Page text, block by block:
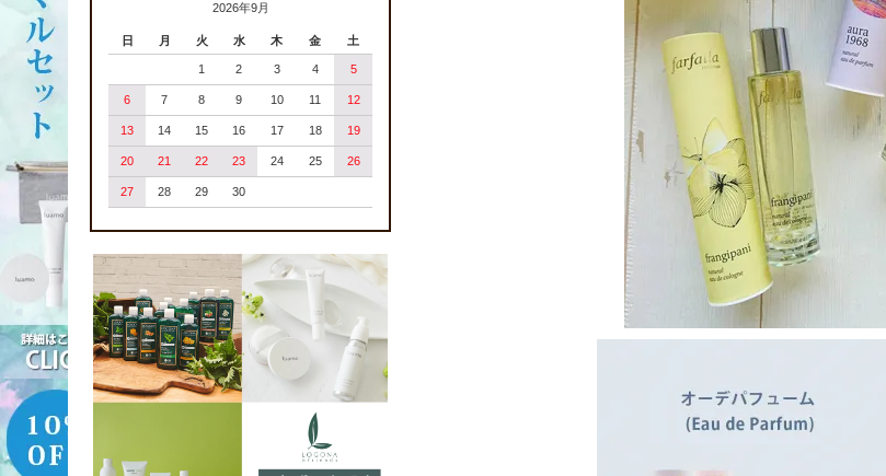
2026年9月
日 月 火 水 木 金 土
1 2 3 4 5
6 7 8 9 10 11 12
13 14 15 16 17 18 19
20 21 22 23 24 25 26
27 28 29 30